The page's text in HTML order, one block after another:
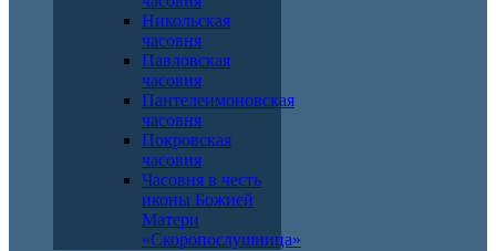
Никольская
часовня
Павловская
часовня
Пантелеимоновская
часовня
Покровская
часовня
Часовня в честь
иконы Божией
Матери
«Скоропослушница»